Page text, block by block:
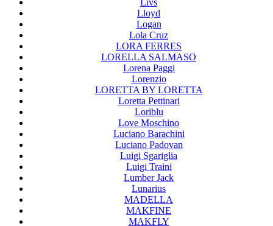
Livs
Lloyd
Logan
Lola Cruz
LORA FERRES
LORELLA SALMASO
Lorena Paggi
Lorenzio
LORETTA BY LORETTA
Loretta Pettinari
Loriblu
Love Moschino
Luciano Barachini
Luciano Padovan
Luigi Sgariglia
Luigi Traini
Lumber Jack
Lunarius
MADELLA
MAKFINE
MAKFLY